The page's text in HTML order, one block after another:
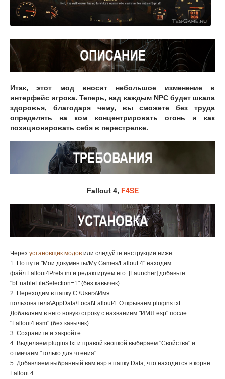
Итак, этот мод вносит небольшое изменение в
интерфейс игрока. Теперь, над каждым NPC будет шкала
здоровья, благодаря чему, вы сможете без труда
определять на ком концентрировать огонь и как
позиционировать себя в перестрелке.
Fallout 4, F4SE
Через установщик модов или следуйте инструкции ниже:
1. По пути "Мои документы/My Games/Fallout 4" находим
файл Fallout4Prefs.ini и редактируем его: [Launcher] добавьте
"bEnableFileSelection=1" (без кавычек)
2. Переходим в папку C:\Users\Имя
пользователя\AppData\Local\Fallout4. Открываем plugins.txt.
Добавляем в него новую строку с названием "ИМЯ.esp" после
"Fallout4.esm" (без кавычек)
3. Сохраните и закройте.
4. Выделяем plugins.txt и правой кнопкой выбираем "Свойства" и
отмечаем "только для чтения".
5. Добавляем выбранный вам esp в папку Data, что находится в корне
Fallout 4